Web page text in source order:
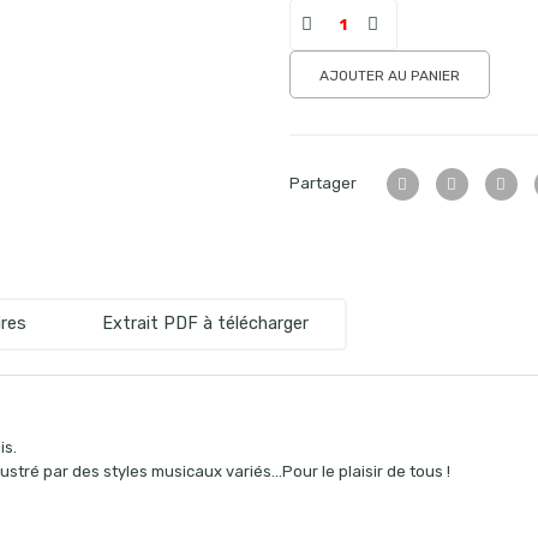
AJOUTER AU PANIER
Partager
Extrait PDF à télécharger
par des styles musicaux variés…Pour le plaisir de tous !